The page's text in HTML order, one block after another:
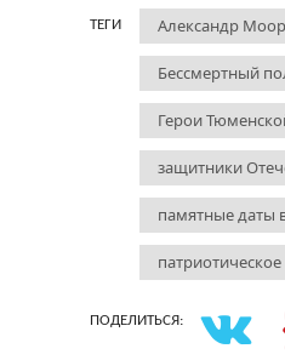
ТЕГИ Александр Моор
Бессмертный
Герои
защитники
памятные даты
ПОДЕЛИТЬСЯ: